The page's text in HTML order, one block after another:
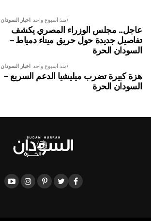
اخبار السودان منذ أسبوع واحد
عاجل.. مجلس الوزراء المصري يكشف
تفاصيل جديدة حول حريق ميناء دمياط –
السودان الحرة
اخبار السودان منذ أسبوع واحد
هزة كبيرة تضرب ميليشيا الدعم السريع –
السودان الحرة